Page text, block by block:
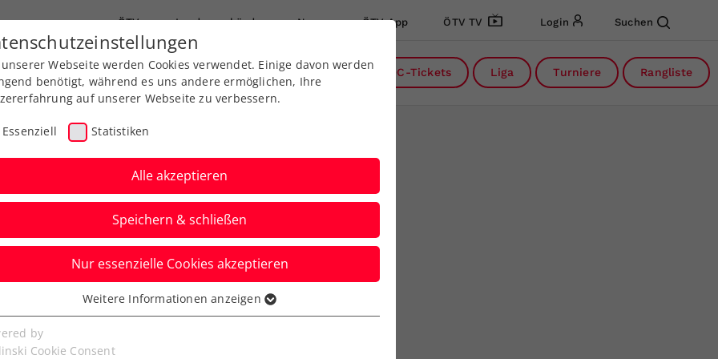
ÖTV Landesverbände News ÖTV App ÖTV TV Login Suchen
Ausbildungen Services Über uns DC-Tickets Liga Turniere Rangliste
Vienna W75:
auf
Webseite werden Cookies verwendet. Einige davon werden
benötigt, während es uns andere ermöglichen, Ihre
auf unserer Webseite zu verbessern.
Essenziell Statistiken
Alle akzeptieren
Speichern & schließen
Nur essenzielle Cookies akzeptieren
Cookies werden für grundlegende Funktionen der
benötigt. Dadurch ist gewährleistet, dass die Webseite
Weitere Informationen anzeigen
by
Cookie Consent